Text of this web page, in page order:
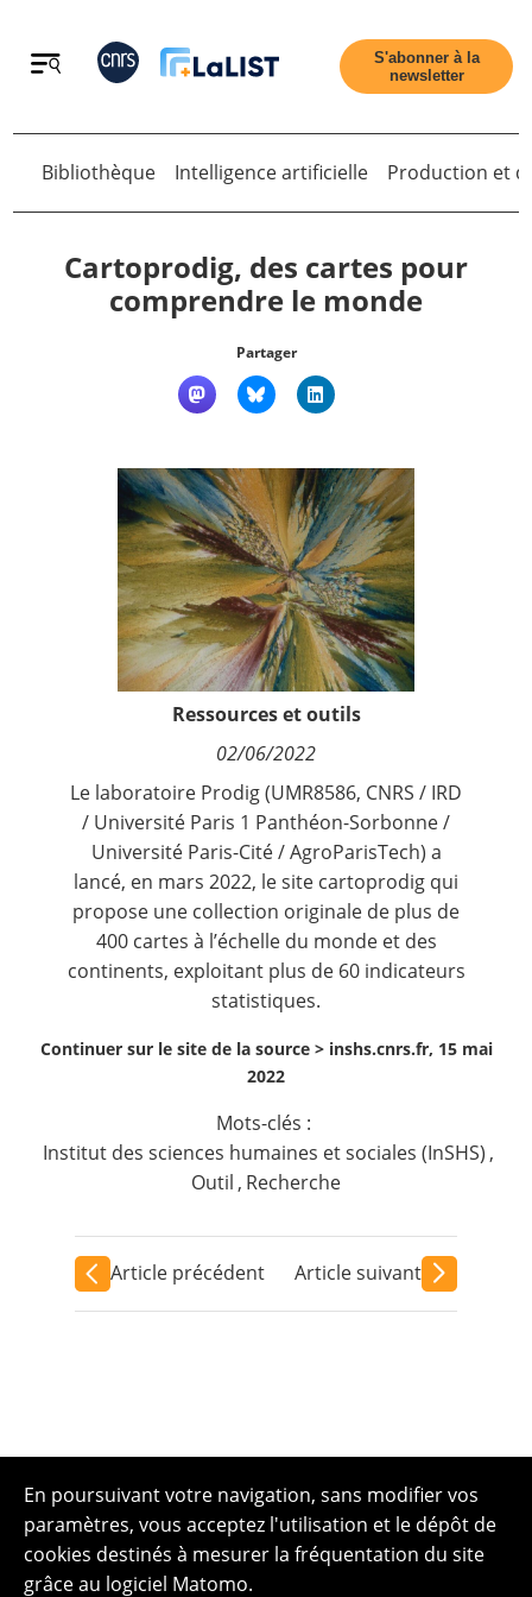
Retour
Qui sommes nous ?
Nous suivre
S'abonner à la
newsletter
Retour
Bibliothèque Intelligence artificielle Production et
Cartoprodig, des cartes pour
comprendre le monde
Partager
Ressources et outils
02/06/2022
Le laboratoire Prodig(UMR8586, CNRS / IRD
/ Université Paris 1 Panthéon-Sorbonne /
Université Paris-Cité / AgroParisTech) a
lancé, en mars 2022, le site cartoprodig qui
propose une collection originale de plus de
400 cartes à l’échelle du monde et des
continents, exploitant plus de 60 indicateurs
statistiques.
Continuer sur le site de la source > inshs.cnrs.fr, 15 mai
2022
Mots-clés :
Institut des sciences humaines et sociales (InSHS) ,
Outil , Recherche
Article précédent Article suivant
En poursuivant votre navigation, sans modifier vos
paramètres, vous acceptez l'utilisation et le dépôt de
cookies destinés à mesurer la fréquentation du site
grâce au logiciel Matomo.